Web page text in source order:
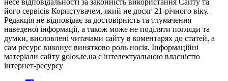
його сервісів Користувачем, який не досяг 21-річного віку.
Редакція не відповідає за достовірність та тлумачення
наведеної інформації, а також може не поділяти погляди та
думки, висловлені читачами сайту в коментарях до статей, а
сам ресурс виконує винятково роль носія. Інформаційні
матеріали сайту golos.te.ua є інтелектуальною власністю
інтернет-ресурсу